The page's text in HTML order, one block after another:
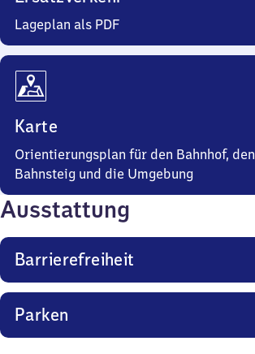
Lageplan als PDF
Karte
Orientierungsplan für den Bahnhof, den
Bahnsteig und die Umgebung
Ausstattung
Barrierefreiheit
Parken